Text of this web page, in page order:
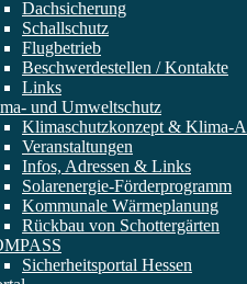
Dachsicherung
Schallschutz
Flugbetrieb
Beschwerdestellen / Kontakte
Links
und Umweltschutz
Klimaschutzkonzept & Klima-
Veranstaltungen
Infos, Adressen & Links
Solarenergie-Förderprogramm
Kommunale Wärmeplanung
Rückbau von Schottergärten
Sicherheitsportal Hessen